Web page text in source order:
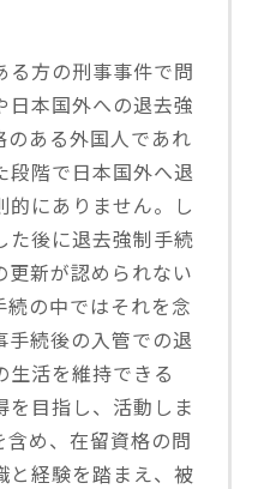
る方の刑事事件で問
日本国外への退去強
ある外国人であれ
段階で日本国外へ退
にありません。し
た後に退去強制手続
更新が認められない
の中ではそれを念
続後の入管での退
生活を維持できる
を目指し、活動しま
め、在留資格の問
と経験を踏まえ、被